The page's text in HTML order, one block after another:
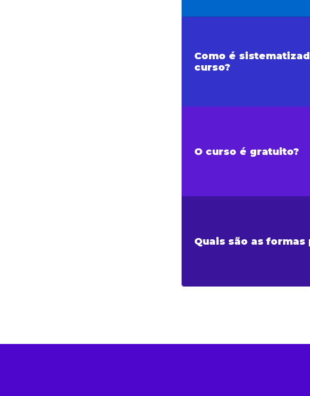
Como é
curso?
O curso é gratuito?
Quais são as